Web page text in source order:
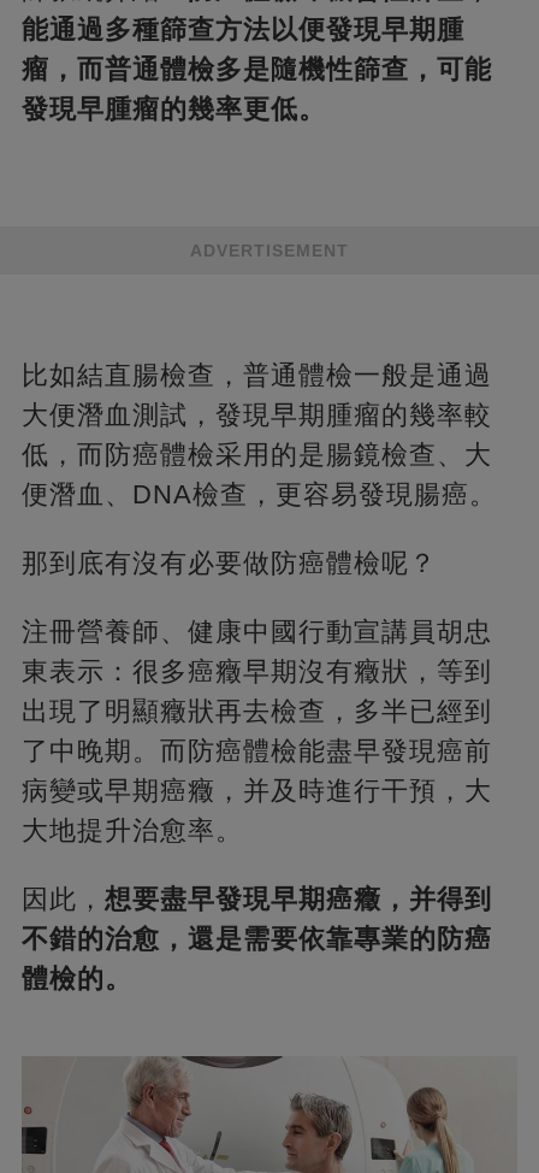
能通過多種篩查方法以便發現早期腫
瘤，而普通體檢多是隨機性篩查，可能
發現早腫瘤的幾率更低。
ADVERTISEMENT
比如結直腸檢查，普通體檢一般是通過
大便潛血測試，發現早期腫瘤的幾率較
低，而防癌體檢采用的是腸鏡檢查、大
便潛血、DNA檢查，更容易發現腸癌。
那到底有沒有必要做防癌體檢呢？
注冊營養師、健康中國行動宣講員胡忠
東表示：很多癌癥早期沒有癥狀，等到
出現了明顯癥狀再去檢查，多半已經到
了中晚期。而防癌體檢能盡早發現癌前
病變或早期癌癥，并及時進行干預，大
大地提升治愈率。
因此， 想要盡早發現早期癌癥，并得到
不錯的治愈，還是需要依靠專業的防癌
體檢的。